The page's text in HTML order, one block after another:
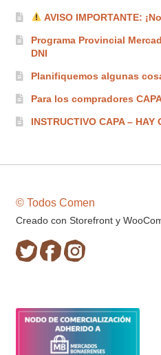
AVISO IMPORTANTE:
Programa Provincial
DNI
Planifiquemos algunas
Para los compradores
INSTRUCTIVO CAPA – HAY
© Todos Comen
Creado con Storefront y